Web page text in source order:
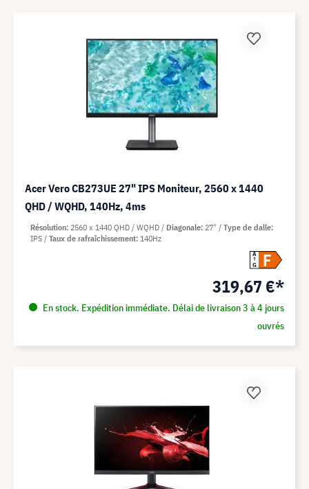
Acer Vero CB273UE 27" IPS Moniteur, 2560 x 1440
QHD / WQHD, 140Hz, 4ms
A
G
F
319,67 €*
En stock. Expédition immédiate. Délai de livraison 3 à 4 jours
ouvrés
Résolution 2560 x 1440 QHD / WQHD Diagonale 27"
Type de dalle
IPS
Taux de rafraîchissement 140Hz